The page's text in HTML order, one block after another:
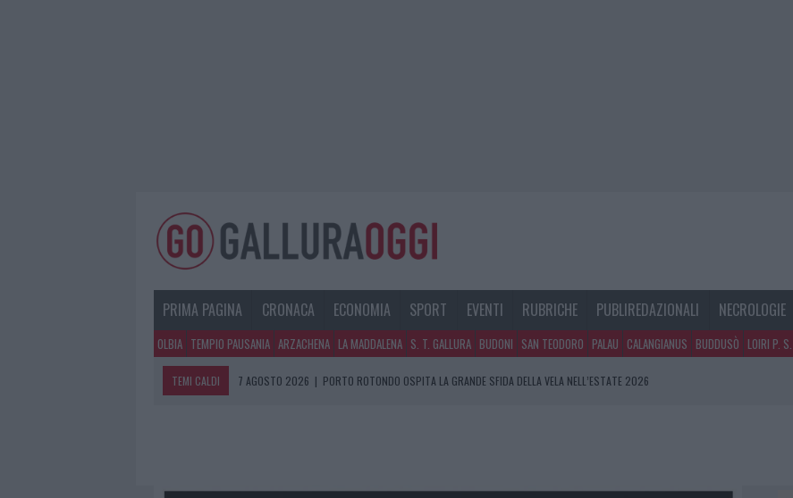
PRIMA PAGINA CRONACA ECONOMIA SPORT EVENTI RUBRICHE PUBLIREDAZIONALI NECROLOGIE
OLBIA TEMPIO PAUSANIA ARZACHENA LA MADDALENA S. T. GALLURA BUDONI SAN TEODORO PALAU CALANGIANUS BUDDUSÒ LOIRI P.
TEMI CALDI 7 AGOSTO 2026 | PORTO ROTONDO OSPITA LA GRANDE SFIDA DELLA VELA NELL’ESTATE 2026